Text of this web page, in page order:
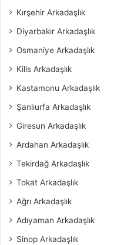
Kırşehir Arkadaşlık
Diyarbakır Arkadaşlık
Osmaniye Arkadaşlık
Kilis Arkadaşlık
Kastamonu Arkadaşlık
Şanlıurfa Arkadaşlık
Giresun Arkadaşlık
Ardahan Arkadaşlık
Tekirdağ Arkadaşlık
Tokat Arkadaşlık
Ağrı Arkadaşlık
Adıyaman Arkadaşlık
Sinop Arkadaşlık